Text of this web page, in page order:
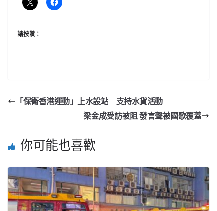
請按讚：
「保衛香港運動」上水設站 支持水貨活動
梁金成受訪被阻 發言聲被國歌覆蓋
你可能也喜歡